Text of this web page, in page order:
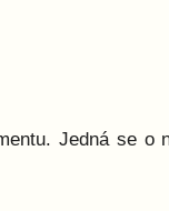
Jedná se o